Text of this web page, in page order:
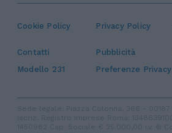
Cookie Policy Privacy Policy
Contatti Pubblicità
Modello 231
Preferenze Privacy